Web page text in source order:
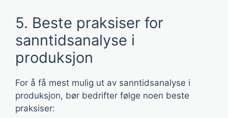
5. Beste praksiser for
sanntidsanalyse i
produksjon
For å få mest mulig ut av sanntidsanalyse i
produksjon, bør bedrifter følge noen beste
praksiser: